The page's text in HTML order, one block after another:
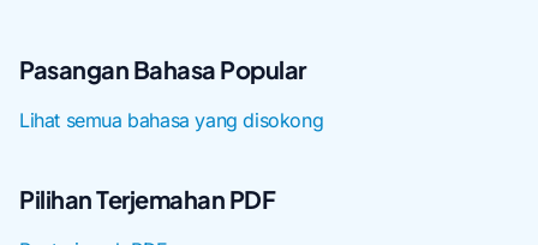
Pasangan Bahasa Popular
Lihat semua bahasa yang disokong
Pilihan Terjemahan PDF